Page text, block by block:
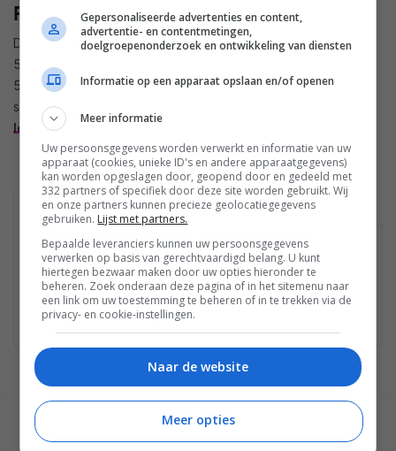
Prijs en beschikbaarheid
De Sharp LE760-serie is vanaf nu beschikbaar in een 42- en
50-inch model voor een adviesprijs van respectievelijk
599,00 en 849,00 euro. Een compleet overzicht van alle
specificaties, modellen en prijzen vind je in de
lcd led tv line-up
LC-50LE760E LC-42LE760E
Geen winkels gevonden
Mogelijk is het product niet meer te koop.
Bekijkhierde laatste nieuwtjes, reviews en
achtergronden.
GESCHREVEN DOOR
MARTIJN CHEL
Gepersonaliseerde advertenties en content,
advertentie- en contentmetingen,
doelgroepenonderzoek en ontwikkeling van diensten
Informatie op een apparaat opslaan en/of openen
Meer informatie
Uw persoonsgegevens worden verwerkt en informatie van uw
apparaat (cookies, unieke ID's en andere apparaatgegevens)
kan worden opgeslagen door, geopend door en gedeeld met
332 partners of specifiek door deze site worden gebruikt. Wij
en onze partners kunnen precieze geolocatiegegevens
gebruiken. Lijst met partners.
Bepaalde leveranciers kunnen uw persoonsgegevens
verwerken op basis van gerechtvaardigd belang. U kunt
hiertegen bezwaar maken door uw opties hieronder te
beheren. Zoek onderaan deze pagina of in het sitemenu naar
een link om uw toestemming te beheren of in te trekken via de
privacy- en cookie-instellingen.
Naar de website
Meer opties